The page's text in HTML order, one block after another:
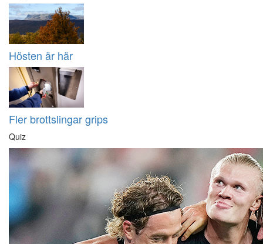
Hösten är här
Fler brottslingar grips
Quiz